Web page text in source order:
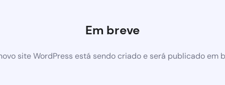
Em breve
site WordPress está sendo criado e será publicado em